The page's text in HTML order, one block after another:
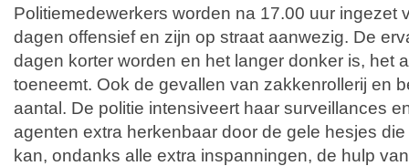
Politiemedewerkers worden na 17.00 uur ingezet
dagen offensief en zijn op straat aanwezig. De
dagen korter worden en het langer donker is, het
toeneemt. Ook de gevallen van zakkenrollerij en
aantal. De politie intensiveert haar surveillances
agenten extra herkenbaar door de gele hesjes
kan, ondanks alle extra inspanningen, de hulp